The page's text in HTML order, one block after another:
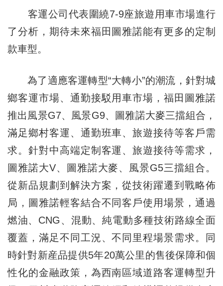
客運公司代表圍繞7-9座旅遊用車市場進行
了分析，期待未來福田圖雅諾能有更多的定制
款車型。
為了適應客運轉型“大轉小”的潮流，針對城
鄉客運市場、通勤接駁用車市場，福田圖雅諾
推出風景G7、風景G9、圖雅諾大麥三擋組合，
滿足鄉村客運、通勤班車、旅遊接待等客戶需
求。針對中高端定制客運、旅遊接待等需求，
圖雅諾大V、圖雅諾大麥、風景G5三擋組合。
從新品規劃到解決方案，從技術躍遷到戰略佈
局，圖雅諾輕客結合不同客戶使用場景，通過
燃油、CNG、混動、純電動多種技術路線全面
覆蓋，滿足不同工況、不同里程場景需求。同
時針對新産品提供5年20萬公里的售後保障和個
性化的金融政策，為西南區域道路客運轉型升